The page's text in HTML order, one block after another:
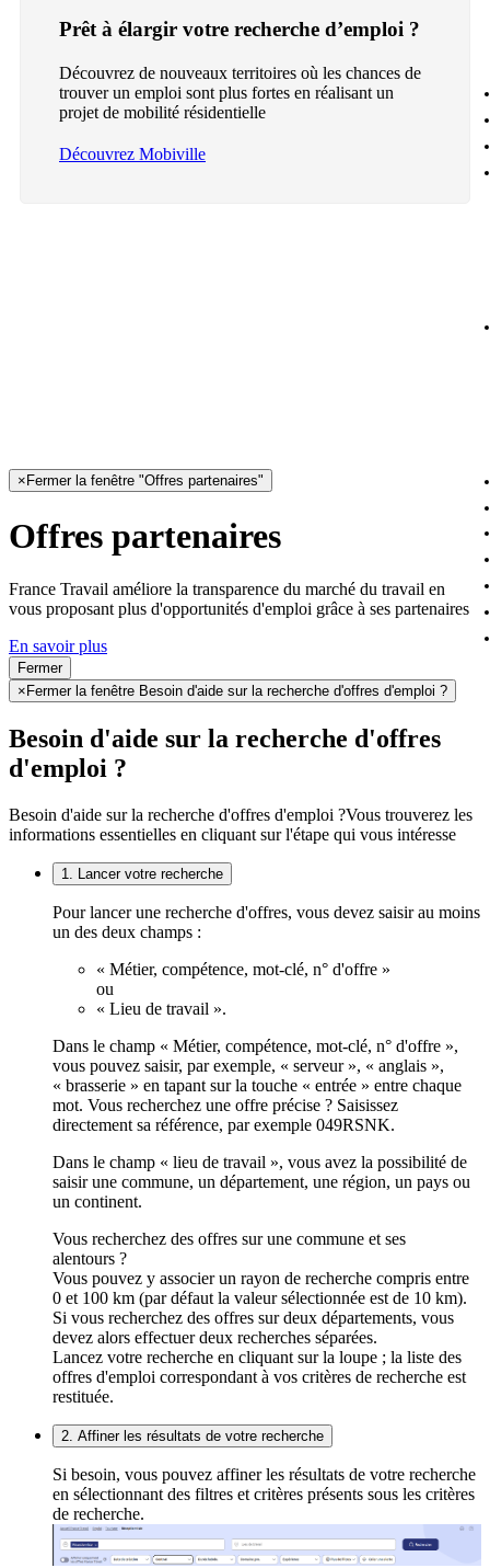
Prêt à élargir votre recherche d’emploi ?
Découvrez de nouveaux territoires où les chances de
trouver un emploi sont plus fortes en réalisant un
projet de mobilité résidentielle
Découvrez Mobiville
× Fermer la fenêtre "Offres partenaires"
Offres partenaires
France Travail améliore la transparence du marché du travail en
vous proposant plus d'opportunités d'emploi grâce à ses partenaires
En savoir plus
Fermer
× Fermer la fenêtre Besoin d'aide sur la recherche d'offres d'emploi ?
Besoin d'aide sur la recherche d'offres
d'emploi ?
Besoin d'aide sur la recherche d'offres d'emploi ?Vous trouverez les
informations essentielles en cliquant sur l'étape qui vous intéresse
1. Lancer votre recherche
Pour lancer une recherche d'offres, vous devez saisir au moins
un des deux champs :
« Métier, compétence, mot-clé, n° d'offre »
ou
« Lieu de travail ».
Dans le champ « Métier, compétence, mot-clé, n° d'offre »,
vous pouvez saisir, par exemple, « serveur », « anglais »,
« brasserie » en tapant sur la touche « entrée » entre chaque
mot. Vous recherchez une offre précise ? Saisissez
directement sa référence, par exemple 049RSNK.
Dans le champ « lieu de travail », vous avez la possibilité de
saisir une commune, un département, une région, un pays ou
un continent.
Vous recherchez des offres sur une commune et ses
alentours ?
Vous pouvez y associer un rayon de recherche compris entre
0 et 100 km (par défaut la valeur sélectionnée est de 10 km).
Si vous recherchez des offres sur deux départements, vous
devez alors effectuer deux recherches séparées.
Lancez votre recherche en cliquant sur la loupe ; la liste des
offres d'emploi correspondant à vos critères de recherche est
restituée.
2. Affiner les résultats de votre recherche
Si besoin, vous pouvez affiner les résultats de votre recherche
en sélectionnant des filtres et critères présents sous les critères
de recherche.